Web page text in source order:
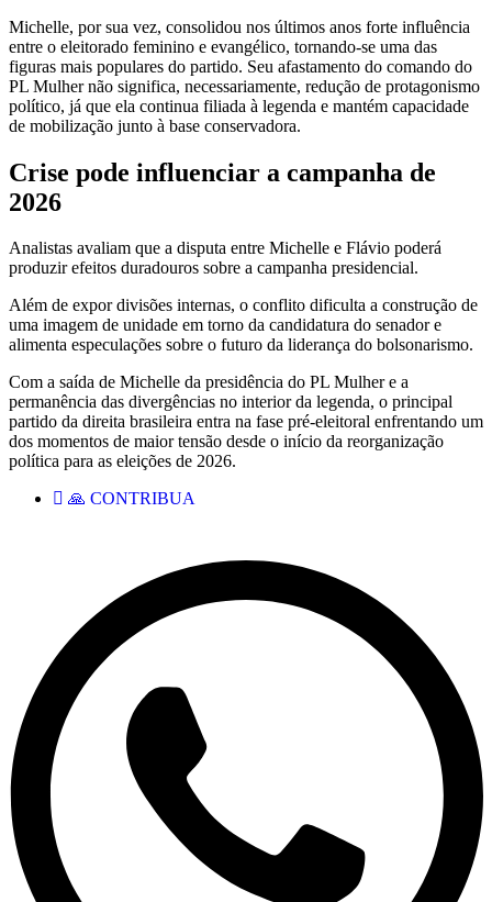
Michelle, por sua vez, consolidou nos últimos anos forte influência
entre o eleitorado feminino e evangélico, tornando-se uma das
figuras mais populares do partido. Seu afastamento do comando do
PL Mulher não significa, necessariamente, redução de protagonismo
político, já que ela continua filiada à legenda e mantém capacidade
de mobilização junto à base conservadora.
Crise pode influenciar a campanha de
2026
Analistas avaliam que a disputa entre Michelle e Flávio poderá
produzir efeitos duradouros sobre a campanha presidencial.
Além de expor divisões internas, o conflito dificulta a construção de
uma imagem de unidade em torno da candidatura do senador e
alimenta especulações sobre o futuro da liderança do bolsonarismo.
Com a saída de Michelle da presidência do PL Mulher e a
permanência das divergências no interior da legenda, o principal
partido da direita brasileira entra na fase pré-eleitoral enfrentando um
dos momentos de maior tensão desde o início da reorganização
política para as eleições de 2026.
🙏 CONTRIBUA